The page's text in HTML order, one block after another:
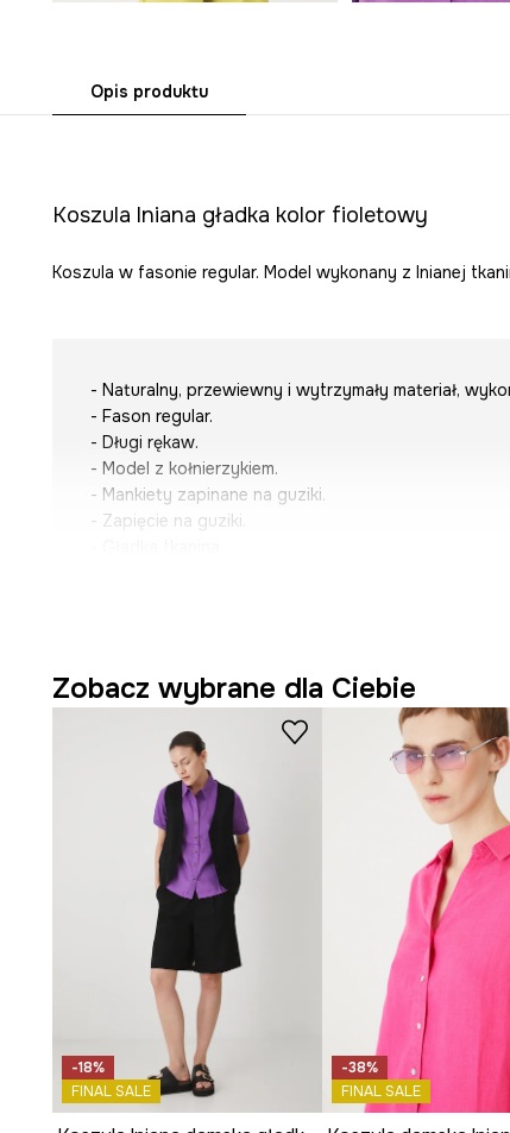
Opis produktu
Koszula lniana gładka kolor fioletowy
Koszula w fasonie regular. Model wykonany z lnianej
- Naturalny, przewiewny i wytrzymały materiał,
- Fason regular.
- Długi rękaw.
- Model z kołnierzykiem.
- Mankiety zapinane na guziki.
- Zapięcie na guziki.
Zobacz wybrane dla Ciebie
-18%
FINAL SALE
-38%
FINAL SALE